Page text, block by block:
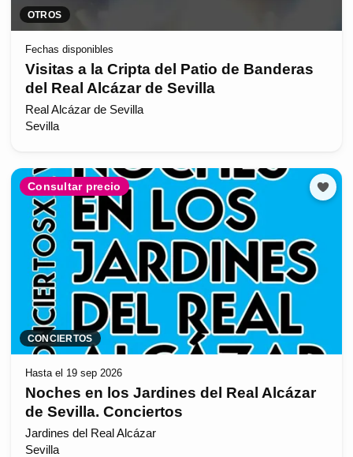
OTROS
Fechas disponibles
Visitas a la Cripta del Patio de Banderas
del Real Alcázar de Sevilla
Real Alcázar de Sevilla
Sevilla
Consultar precio
CONCIERTOS
Hasta el 19 sep 2026
Noches en los Jardines del Real Alcázar
de Sevilla. Conciertos
Jardines del Real Alcázar
Sevilla